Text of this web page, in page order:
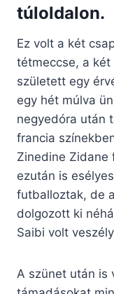
túloldalon.
Ez volt a két
tétmeccse, a
született egy
egy hét múlva
negyedóra után
francia
Zinedine Zidane
ezután is
futballoztak, de
dolgozott ki
Saibi volt
A szünet után is